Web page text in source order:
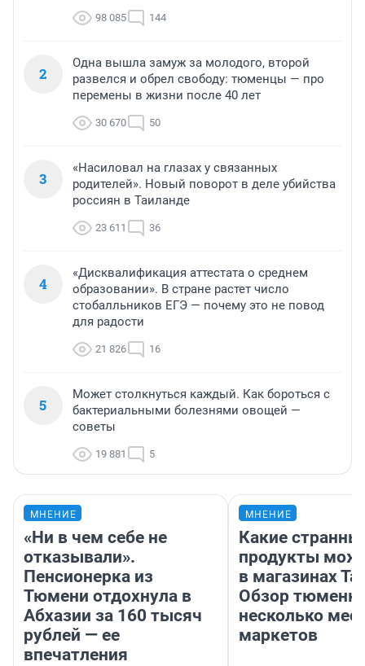
98 085 144
2
Одна вышла замуж за молодого, второй
развелся и обрел свободу: тюменцы — про
перемены в жизни после 40 лет
30 670 50
3
«Насиловал на глазах у связанных
родителей». Новый поворот в деле убийства
россиян в Таиланде
23 611 36
4
«Дисквалификация аттестата о среднем
образовании». В стране растет число
стобалльников ЕГЭ — почему это не повод
для радости
21 826 16
5
Может столкнуться каждый. Как бороться с
бактериальными болезнями овощей —
советы
19 881 5
МНЕНИЕ
«Ни в чем себе не
отказывали».
Пенсионерка из
Тюмени отдохнула в
Абхазии за 160 тысяч
рублей — ее
впечатления
МНЕНИЕ
Какие
продукты
в магазинах
Обзор
несколько
маркетов